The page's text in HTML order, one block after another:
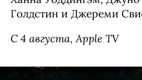
Голдстин и Джереми
С 4 августа, Apple TV